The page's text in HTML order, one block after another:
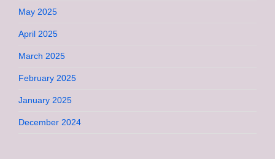
May 2025
April 2025
March 2025
February 2025
January 2025
December 2024